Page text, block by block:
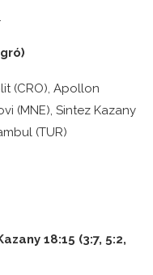
(CRO), Apollon
(MNE), Sintez Kazany
(TUR)
18:15 (3:7, 5:2,